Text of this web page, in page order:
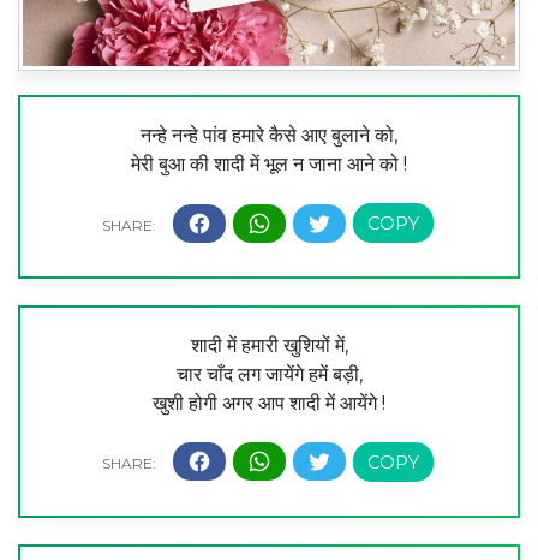
नन्हे नन्हे पांव हमारे कैसे आए बुलाने को,
मेरी बुआ की शादी में भूल न जाना आने को !
शादी में हमारी खुशियों में,
चार चाँद लग जायेंगे हमें बड़ी,
खुशी होगी अगर आप शादी में आयेंगे !